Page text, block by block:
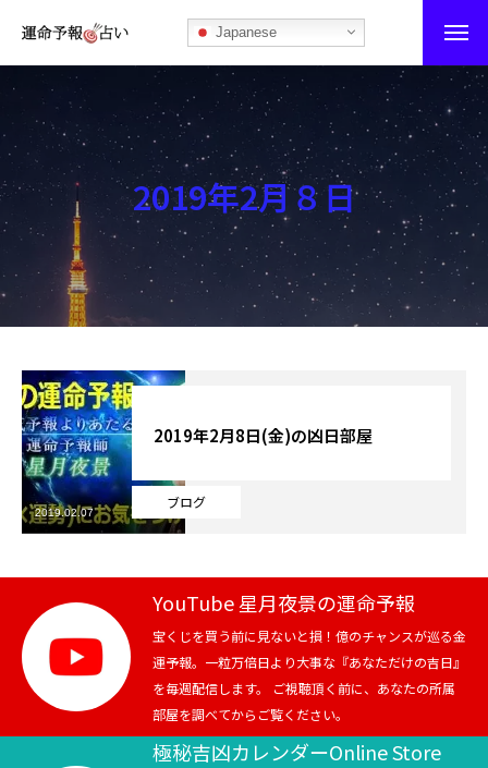
Japanese
運命予報占い
運命予報占いとは
あなたの所属部屋を探そう！
最恐の相性占い
秘伝公開！吉凶カレンダー
記事カテゴリー
ブログ
お知らせ
芸能界
テニス
スポーツ
競馬
2019年2月８日
ブログ
2019年2月8日(金)の凶日部屋
2019.02.07
YouTube 星月夜景の運命予報
宝くじを買う前に見ないと損！億のチャンスが巡る金
運予報。一粒万倍日より大事な『あなただけの吉日』
を毎週配信します。 ご視聴頂く前に、あなたの所属
部屋を調べてからご覧ください。
極秘吉凶カレンダーOnline Store